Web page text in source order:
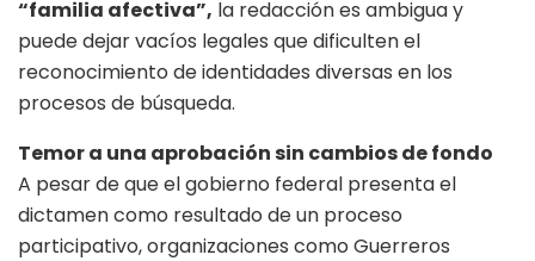
“familia afectiva”, la redacción es ambigua y
puede dejar vacíos legales que dificulten el
reconocimiento de identidades diversas en los
procesos de búsqueda.
Temor a una aprobación sin cambios de fondo
A pesar de que el gobierno federal presenta el
dictamen como resultado de un proceso
participativo, organizaciones como Guerreros